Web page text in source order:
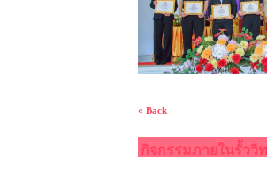
« Back
กิจกรรมภายในรั้ววิ